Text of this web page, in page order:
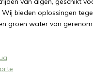
Wij bieden oplossingen
groen water van